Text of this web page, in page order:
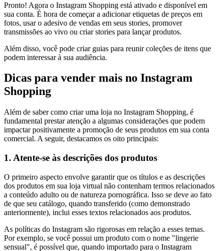
Pronto! Agora o Instagram Shopping está ativado e disponível em
sua conta. É hora de começar a adicionar etiquetas de preços em
fotos, usar o adesivo de vendas em seus stories, promover
transmissões ao vivo ou criar stories para lançar produtos.
Além disso, você pode criar guias para reunir coleções de itens que
podem interessar à sua audiência.
Dicas para vender mais no Instagram
Shopping
Além de saber como criar uma loja no Instagram Shopping, é
fundamental prestar atenção a algumas considerações que podem
impactar positivamente a promoção de seus produtos em sua conta
comercial. A seguir, destacamos os oito principais:
1. Atente-se às descrições dos produtos
O primeiro aspecto envolve garantir que os títulos e as descrições
dos produtos em sua loja virtual não contenham termos relacionados
a conteúdo adulto ou de natureza pornográfica. Isso se deve ao fato
de que seu catálogo, quando transferido (como demonstrado
anteriormente), inclui esses textos relacionados aos produtos.
As políticas do Instagram são rigorosas em relação a esses temas.
Por exemplo, se você possui um produto com o nome "lingerie
sensual", é possível que, quando importado para o Instagram